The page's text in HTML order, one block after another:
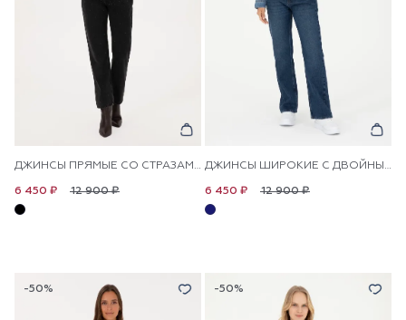
ДЖИНСЫ ПРЯМЫЕ СО СТРАЗАМИ
12 900 ₽
6 450 ₽
ДЖИНСЫ ШИРОКИЕ С ДВОЙНЫМ ПОЯСОМ
12 900 ₽
6 450 ₽
-50% -50%